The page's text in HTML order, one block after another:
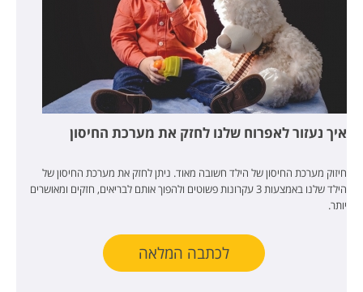
איך נעזור לאפרוח שלנו לחזק את מערכת החיסון
חיזוק מערכת החיסון של הילד חשובה מאוד. ניתן לחזק את מערכת החיסון של
הילד שלנו באמצעות 3 עקרונות פשוטים ולהפוך אותם לבריאים, חזקים ומאושרים
יותר.
לכתבה המלאה